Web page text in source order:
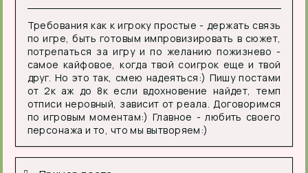
Требования как к игроку простые - держать связь
по игре, быть готовым импровизировать в сюжет,
потрепаться за игру и по желанию пожизнево -
самое кайфовое, когда твой соигрок еще и твой
друг. Но это так, смею надеяться:) Пишу постами
от 2к аж до 8к если вдохновение найдет, темп
отписи неровный, зависит от реала. Договоримся
по игровым моментам:) Главное - любить своего
персонажа и то, что мы вытворяем:)